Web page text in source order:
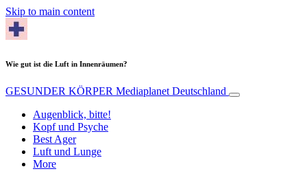
Skip to main content
Wie gut ist die Luft in Innenräumen?
GESUNDER KÖRPER Mediaplanet Deutschland
Augenblick, bitte!
Kopf und Psyche
Best Ager
Luft und Lunge
More